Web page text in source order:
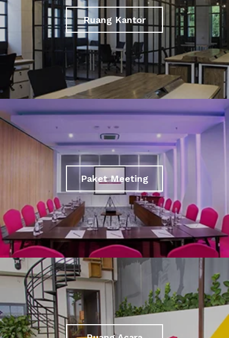
Ruang Kantor
Paket Meeting